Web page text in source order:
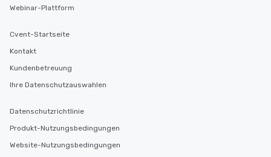
Webinar-Plattform
Cvent-Startseite
Kontakt
Kundenbetreuung
Ihre Datenschutzauswahlen
Datenschutzrichtlinie
Produkt-Nutzungsbedingungen
Website-Nutzungsbedingungen